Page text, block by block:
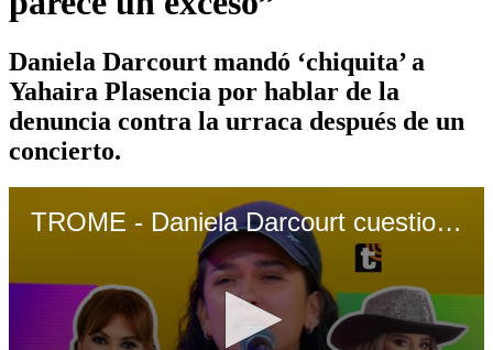
Daniela Darcourt mandó ‘chiquita’ a
Yahaira Plasencia por hablar de la
denuncia contra la urraca después de un
concierto.
TROME - Daniela Darcourt cuestiona garantías personales a favor de Yahaira contra Magaly: “Me parece un exceso”